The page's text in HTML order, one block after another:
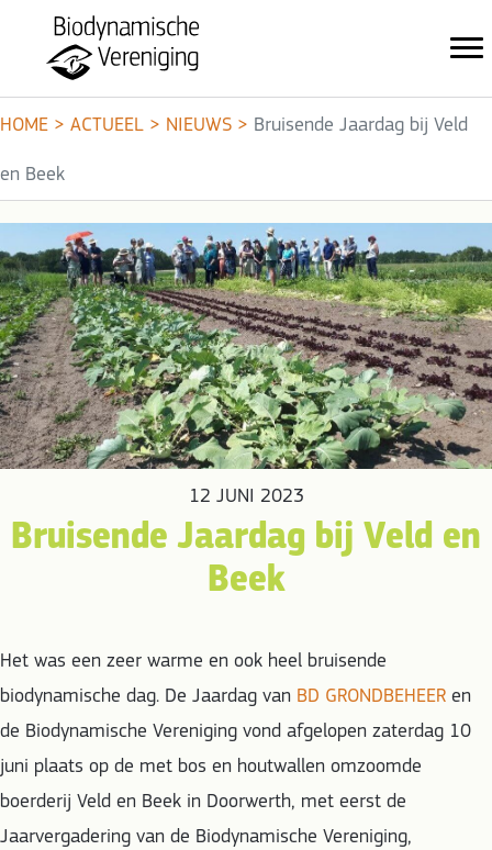
HOME > ACTUEEL > NIEUWS > Bruisende Jaardag bij Veld
en Beek
12 JUNI 2023
Bruisende Jaardag bij Veld en
Beek
Het was een zeer warme en ook heel bruisende
biodynamische dag. De Jaardag van BD GRONDBEHEER en
de Biodynamische Vereniging vond afgelopen zaterdag 10
juni plaats op de met bos en houtwallen omzoomde
boerderij Veld en Beek in Doorwerth, met eerst de
Jaarvergadering van de Biodynamische Vereniging,